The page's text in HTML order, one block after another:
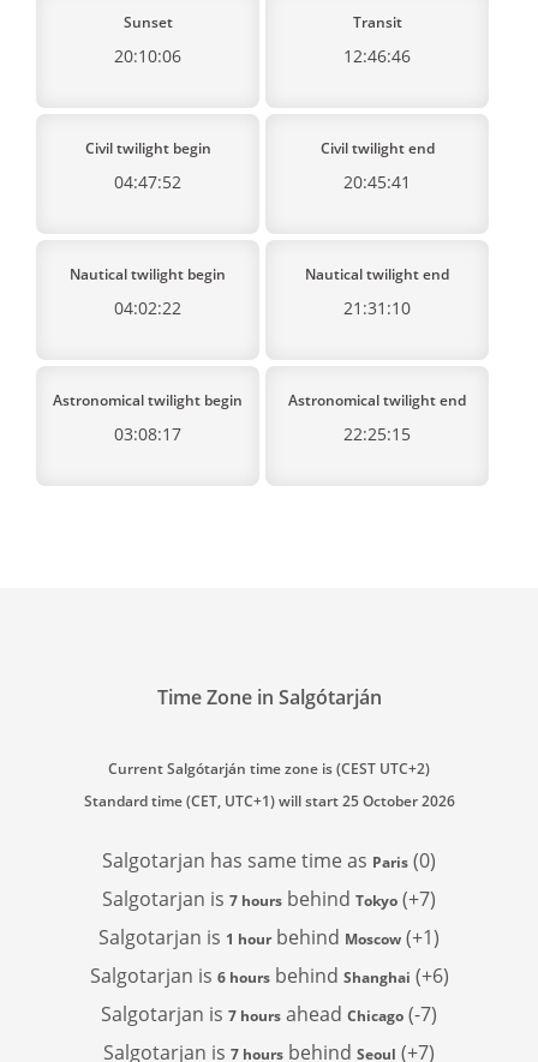
Sunset
20:10:06
Transit
12:46:46
Civil twilight begin
04:47:52
Civil twilight end
20:45:41
Nautical twilight begin
04:02:22
Nautical twilight end
21:31:10
Astronomical twilight begin
03:08:17
Astronomical twilight end
22:25:15
Time Zone in Salgótarján
Current Salgótarján time zone is (CEST UTC+2)
Standard time (CET, UTC+1) will start 25 October 2026
Salgotarjan has same time as Paris (0)
Salgotarjan is 7 hours behind Tokyo (+7)
Salgotarjan is 1 hourbehind Moscow (+1)
Salgotarjan is 6 hoursbehind Shanghai (+6)
Salgotarjan is 7 hours ahead Chicago (-7)
Salgotarjan is 7 hours behind Seoul (+7)